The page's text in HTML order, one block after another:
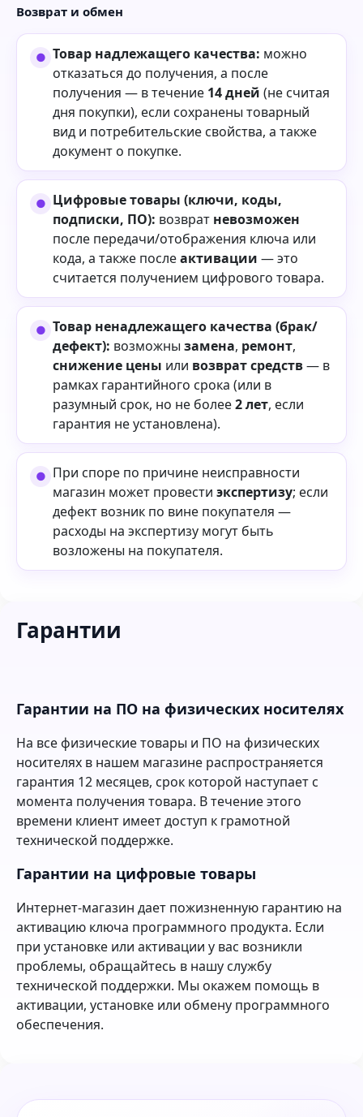
Возврат и обмен
Товар надлежащего качества: можно
отказаться до получения, а после
получения — в течение 14 дней (не считая
дня покупки), если сохранены товарный
вид и потребительские свойства, а также
документ о покупке.
Цифровые товары (ключи, коды,
подписки, ПО): возврат невозможен
после передачи/отображения ключа или
кода, а также послеактивации — это
считается получением цифрового товара.
Товар ненадлежащего качества (брак/
дефект): возможны замена, ремонт,
снижение цены или возврат средств— в
рамках гарантийного срока (или в
разумный срок, но не более2 лет, если
гарантия не установлена).
При споре по причине неисправности
магазин может провести экспертизу; если
дефект возник по вине покупателя —
расходы на экспертизу могут быть
возложены на покупателя.
Гарантии
Гарантии на ПО на физических носителях
На все физические товары и ПО на физических
носителях в нашем магазине распространяется
гарантия 12 месяцев, срок которой наступает с
момента получения товара. В течение этого
времени клиент имеет доступ к грамотной
технической поддержке.
Гарантии на цифровые товары
Интернет-магазин дает пожизненную гарантию на
активацию ключа программного продукта. Если
при установке или активации у вас возникли
проблемы, обращайтесь в нашу службу
технической поддержки. Мы окажем помощь в
активации, установке или обмену программного
обеспечения.